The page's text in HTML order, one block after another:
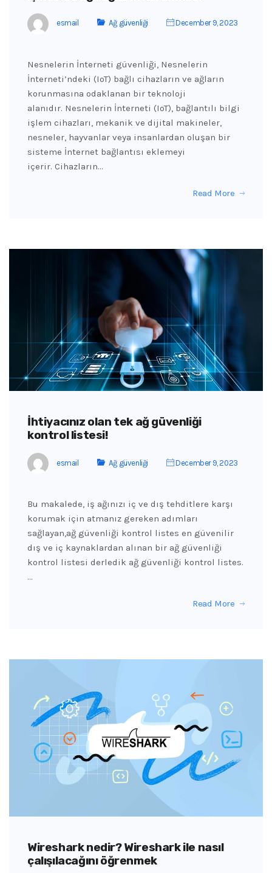
esmail Ağ güvenliği December 9, 2023
Nesnelerin İnterneti güvenliği, Nesnelerin
İnterneti’ndeki (IoT) bağlı cihazların ve ağların
korunmasına odaklanan bir teknoloji
alanıdır. Nesnelerin İnterneti (IoT), bağlantılı bilgi
işlem cihazları, mekanik ve dijital makineler,
nesneler, hayvanlar veya insanlardan oluşan bir
sisteme İnternet bağlantısı eklemeyi
içerir. Cihazların…
Read More
İhtiyacınız olan tek ağ güvenliği
kontrol listesi!
esmail Ağ güvenliği December 9, 2023
Bu makalede, iş ağınızı iç ve dış tehditlere karşı
korumak için atmanız gereken adımları
sağlayan,ağ güvenliği kontrol listes en güvenilir
dış ve iç kaynaklardan alınan bir ağ güvenliği
kontrol listesi derledik ağ güvenliği kontrol listes.
…
Read More
Wireshark nedir? Wireshark ile nasıl
çalışılacağını öğrenmek